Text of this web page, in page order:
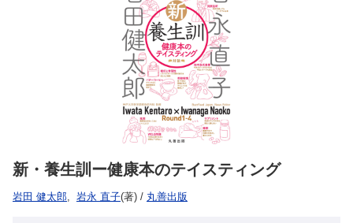
新・養生訓ー健康本のテイスティング
岩田 健太郎, 岩永 直子(著) / 丸善出版